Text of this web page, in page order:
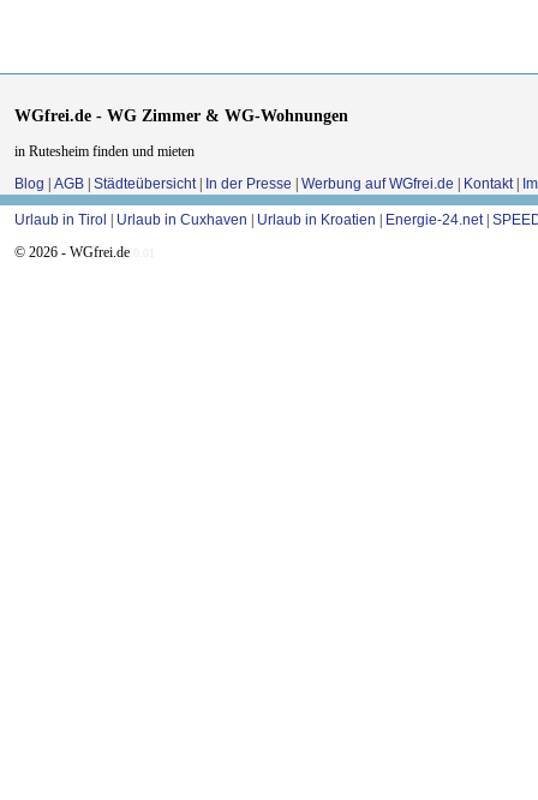
WGfrei.de - WG Zimmer & WG-Wohnungen
in Rutesheim finden und mieten
Blog | AGB | Städteübersicht | In der Presse | Werbung auf WGfrei.de | Kontakt |
Urlaub in Tirol | Urlaub in Cuxhaven | Urlaub in Kroatien | Energie-24.net|
© 2026 - WGfrei.de